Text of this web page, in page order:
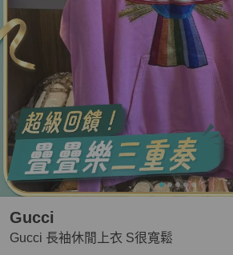
Gucci 長袖休閒上衣 S很寬鬆
Gucci